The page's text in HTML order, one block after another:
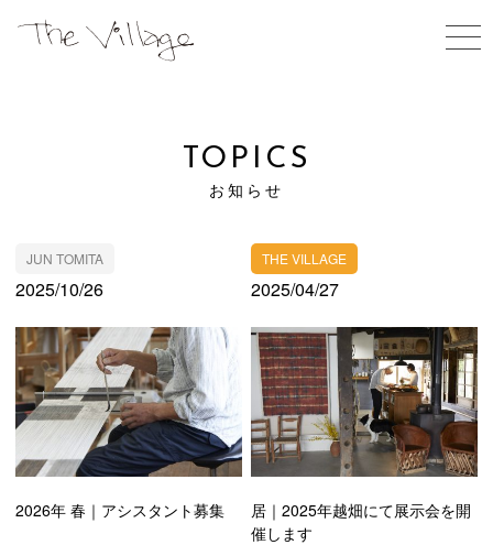
ABOUT US
私たちについて
OPEN GALLERY
ギャラリーのご予約
SHOPS
お買いもの
ARTIST IN RESIDENCE
滞在型制作
交通手段
TOPICS
お知らせ
JUN TOMITA
2025/10/26
2026年 春｜アシスタント募集
THE VILLAGE
2025/04/27
居｜2025年越畑にて展示会を開
催します